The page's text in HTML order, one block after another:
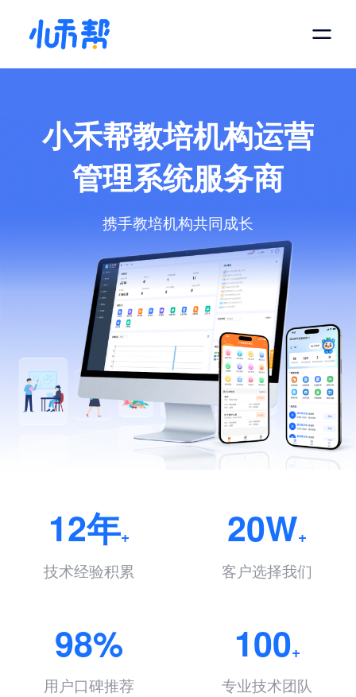
小禾帮教培机构运营
管理系统服务商
携手教培机构共同成长
12年+
技术经验积累
20W+
客户选择我们
98%
用户口碑推荐
100+
专业技术团队